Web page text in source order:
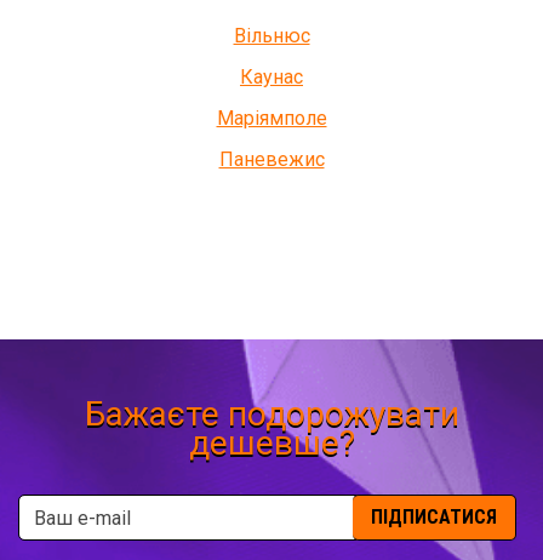
Вільнюс
Каунас
Маріямполе
Паневежис
Бажаєте подорожувати
дешевше?
ПІДПИСАТИСЯ